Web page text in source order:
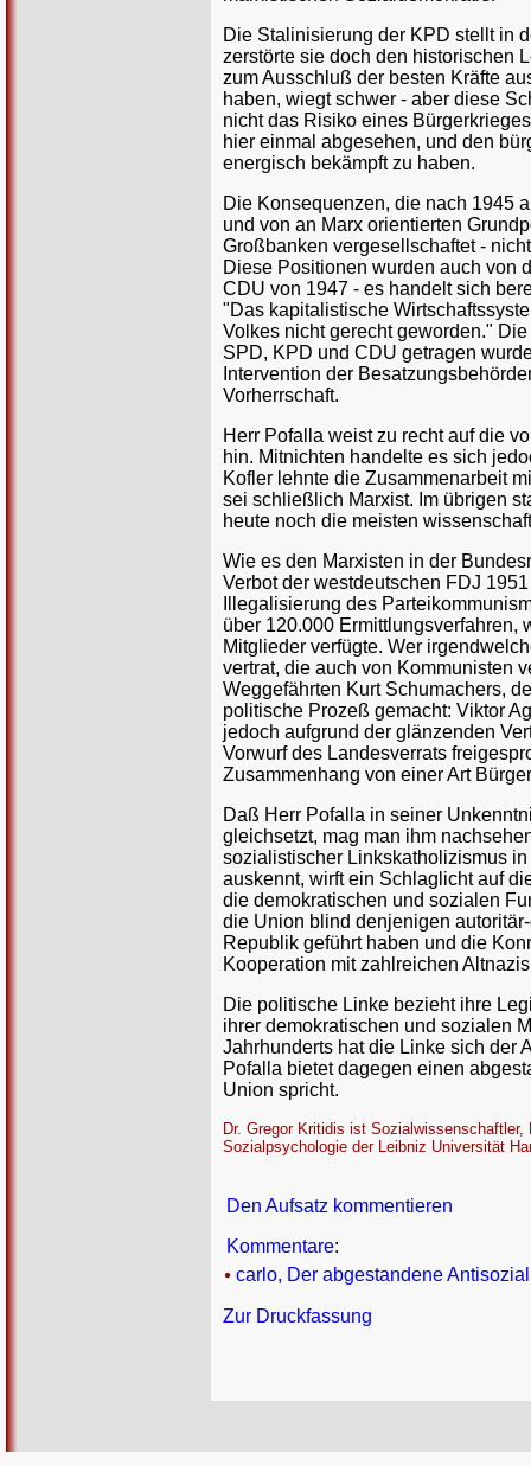
Die Stalinisierung der KPD stellt in
zerstörte sie doch den historischen
zum Ausschluß der besten Kräfte
haben, wiegt schwer - aber diese
nicht das Risiko eines
hier einmal abgesehen, und den
energisch bekämpft zu haben.
Die Konsequenzen, die nach 1945
und von an Marx orientierten
Großbanken vergesellschaftet -
Diese Positionen wurden auch von
CDU von 1947 - es handelt sich
"Das kapitalistische
Volkes nicht gerecht geworden."
SPD, KPD und CDU getragen
Intervention der
Vorherrschaft.
Herr Pofalla weist zu recht auf die
hin. Mitnichten handelte es sich
Kofler lehnte die Zusammenarbeit
sei schließlich Marxist. Im übrigen
heute noch die meisten
Wie es den Marxisten in der
Verbot der westdeutschen FDJ
Illegalisierung des
über 120.000 Ermittlungsverfahren,
Mitglieder verfügte. Wer
vertrat, die auch von Kommunisten
Weggefährten Kurt Schumachers,
politische Prozeß gemacht: Viktor
jedoch aufgrund der glänzenden
Vorwurf des Landesverrats
Zusammenhang von einer Art
Daß Herr Pofalla in seiner
gleichsetzt, mag man ihm
sozialistischer Linkskatholizismus
auskennt, wirft ein Schlaglicht auf
die demokratischen und sozialen
die Union blind denjenigen
Republik geführt haben und die
Kooperation mit zahlreichen
Die politische Linke bezieht ihre
ihrer demokratischen und sozialen
Jahrhunderts hat die Linke sich der
Pofalla bietet dagegen einen
Union spricht.
Dr. Gregor Kritidis ist
Sozialpsychologie der Leibniz Universität
Den Aufsatz kommentieren
Kommentare:
carlo, Der abgestandene
Zur Druckfassung